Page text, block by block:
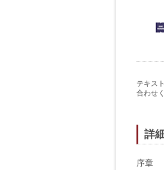
テキス
合わせ
詳細
序章